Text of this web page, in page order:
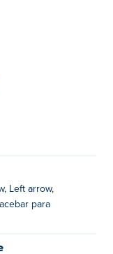
Left arrow,
para